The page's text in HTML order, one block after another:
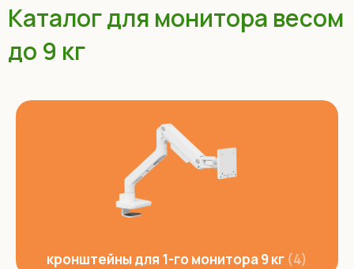
Каталог для монитора весом
до 9 кг
кронштейны для 1-го монитора 9 кг 4